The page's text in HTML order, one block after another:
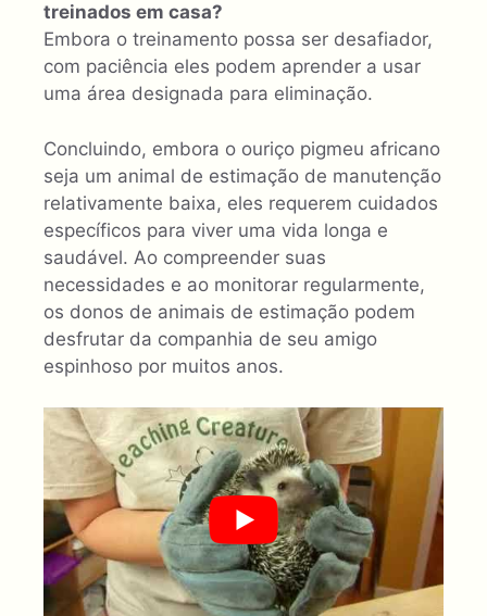
treinados em casa?
Embora o treinamento possa ser desafiador,
com paciência eles podem aprender a usar
uma área designada para eliminação.
Concluindo, embora o ouriço pigmeu africano
seja um animal de estimação de manutenção
relativamente baixa, eles requerem cuidados
específicos para viver uma vida longa e
saudável. Ao compreender suas
necessidades e ao monitorar regularmente,
os donos de animais de estimação podem
desfrutar da companhia de seu amigo
espinhoso por muitos anos.